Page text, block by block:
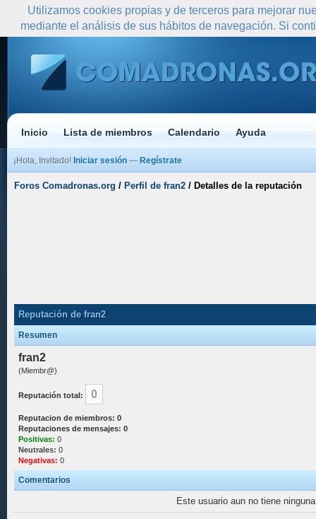
Inicio Lista de miembros Calendario Ayuda
¡Hola, Invitado! Iniciar sesión — Regístrate
Foros Comadronas.org / Perfil de fran2 / Detalles de la reputación
Reputación de fran2
Resumen
fran2
(Miembr@)
Reputación total: 0
Reputacion de miembros: 0
Reputaciones de mensajes: 0
Positivas: 0
Neutrales: 0
Negativas: 0
Comentarios
Este usuario aun no tiene
Utilizamos cookies propias y de terceros para mejorar
mediante el análisis de sus hábitos de navegación. Si